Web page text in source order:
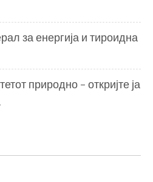
за енергија и тироидна
природно – откријте ја